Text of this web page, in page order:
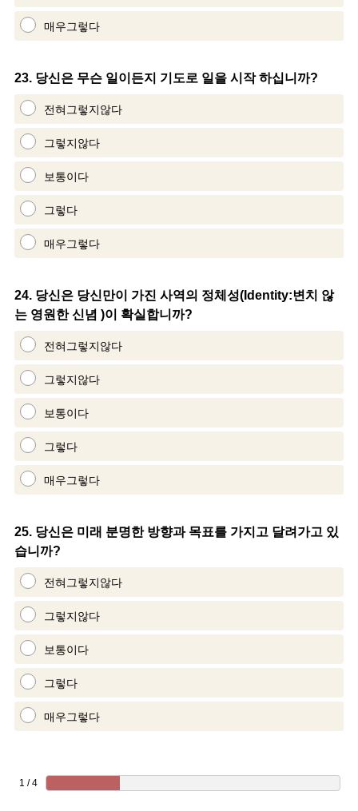
매우그렇다
Question
Title
23. 당신은 무슨 일이든지 기도로 일을 시작 하십니까?
전혀그렇지않다
그렇지않다
보통이다
그렇다
매우그렇다
Question
Title
24. 당신은 당신만이 가진 사역의 정체성(Identity:변치 않
는 영원한 신념 )이 확실합니까?
전혀그렇지않다
그렇지않다
보통이다
그렇다
매우그렇다
Question
Title
25. 당신은 미래 분명한 방향과 목표를 가지고 달려가고 있
습니까?
전혀그렇지않다
그렇지않다
보통이다
그렇다
매우그렇다
1 / 4